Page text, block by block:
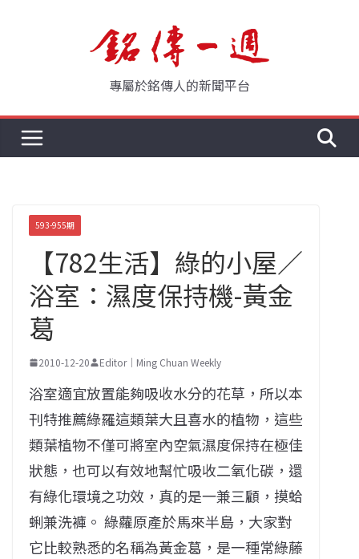
專屬於銘傳人的新聞平台
593-955期
【782生活】綠的小屋／
浴室：濕度保持機-黃金
葛
2010-12-20 Editor｜Ming Chuan Weekly
浴室適宜放置能夠吸收水分的花草，所以本
刊特推薦綠羅這類葉大且喜水的植物，這些
類葉植物不僅可將室內空氣濕度保持在極佳
狀態，也可以有效地幫忙吸收二氧化碳，還
有綠化環境之功效，真的是一兼三顧，摸蛤
蜊兼洗褲。 綠蘿原產於馬來半島，大家對
它比較熟悉的名稱為黃金葛，是一種常綠藤